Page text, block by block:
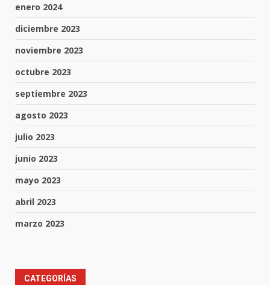
enero 2024
diciembre 2023
noviembre 2023
octubre 2023
septiembre 2023
agosto 2023
julio 2023
junio 2023
mayo 2023
abril 2023
marzo 2023
CATEGORÍAS